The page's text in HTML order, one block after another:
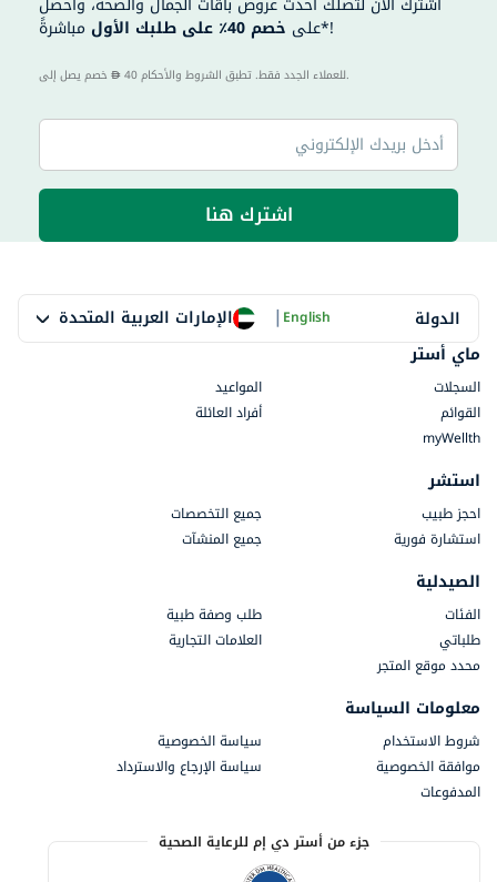
على خصم 40٪ على طلبك الأول مباشرةً*!
40 للعملاء الجدد فقط. تطبق الشروط والأحكام.
اشترك هنا
الدولة الإمارات العربية المتحدة |English
ماي أستر
السجلات
المواعيد
القوائم
أفراد العائلة
myWellth
استشر
احجز طبيب
جميع التخصصات
استشارة فورية
جميع المنشآت
الصيدلية
الفئات
طلب وصفة طبية
طلباتي
العلامات التجارية
محدد موقع المتجر
معلومات السياسة
شروط الاستخدام
سياسة الخصوصية
موافقة الخصوصية
سياسة الإرجاع والاسترداد
المدفوعات
جزء من أستر دي إم للرعاية الصحية